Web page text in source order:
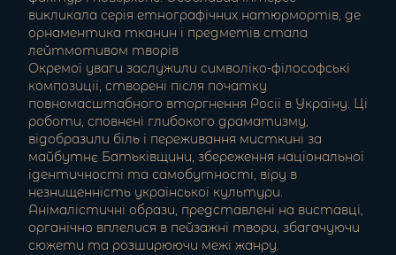
викликала серія етнографічних натюрмортів, де
орнаментика тканин і предметів стала
лейтмотивом творів
Окремої уваги заслужили символіко-філософські
композиції, створені після початку
повномасштабного вторгнення Росії в Україну. Ці
роботи, сповнені глибокого драматизму,
відобразили біль і переживання мисткині за
майбутнє Батьківщини, збереження національної
ідентичності та самобутності, віру в
незнищенність української культури.
Анімалістичні образи, представлені на виставці,
органічно вплелися в пейзажні твори, збагачуючи
сюжети та розширюючи межі жанру.